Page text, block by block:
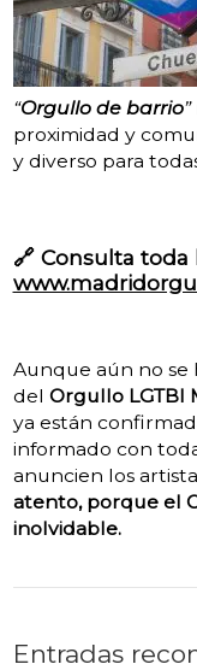
“Orgullo de barrio”
proximidad y
y diverso para
🔗 Consulta toda
Aunque aún no
del Orgullo LGTBI
ya están
informado con
anuncien los
atento, porque el
inolvidable.
Entradas